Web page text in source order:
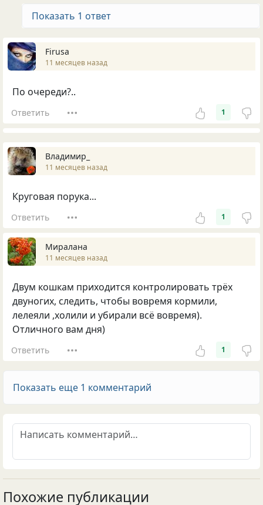
Показать 1 ответ
Firusa
11 месяцев назад
По очереди?..
Ответить 1
Владимир_
11 месяцев назад
Круговая порука...
Ответить 1
Миралана
11 месяцев назад
Двум кошкам приходится контролировать трёх
двуногих, следить, чтобы вовремя кормили,
лелеяли ,холили и убирали всё вовремя).
Отличного вам дня)
Ответить 1
Показать еще 1 комментарий
Похожие публикации